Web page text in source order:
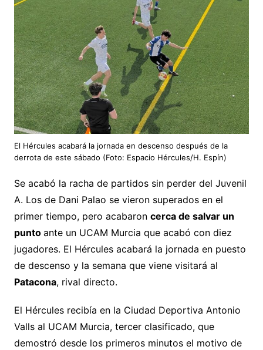
El Hércules acabará la jornada en descenso después de la
derrota de este sábado (Foto: Espacio Hércules/H. Espín)
Se acabó la racha de partidos sin perder del Juvenil
A. Los de Dani Palao se vieron superados en el
primer tiempo, pero acabaron cerca de salvar un
punto ante un UCAM Murcia que acabó con diez
jugadores. El Hércules acabará la jornada en puesto
de descenso y la semana que viene visitará al
Patacona, rival directo.
El Hércules recibía en la Ciudad Deportiva Antonio
Valls al UCAM Murcia, tercer clasificado, que
demostró desde los primeros minutos el motivo de